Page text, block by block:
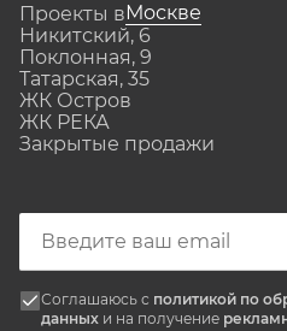
Проекты вМоскве
Никитский, 6
Поклонная, 9
Татарская, 35
ЖК Остров
ЖК РЕКА
Закрытые продажи
Соглашаюсь с политикой по
данных и на получение